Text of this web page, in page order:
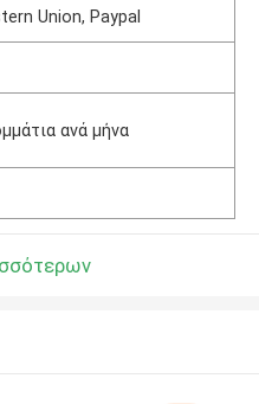
Union, Paypal
ανά μήνα